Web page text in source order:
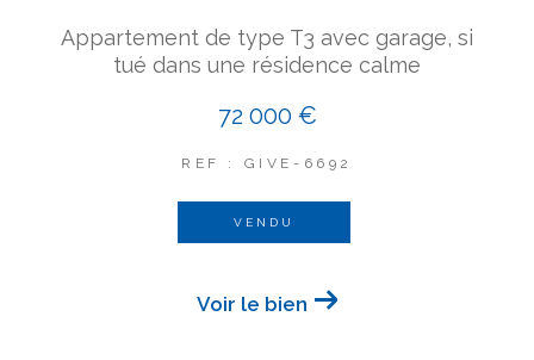
Appartement de type T3 avec garage, si
tué dans une résidence calme
72 000 €
REF : GIVE-6692
VENDU
Voir le bien